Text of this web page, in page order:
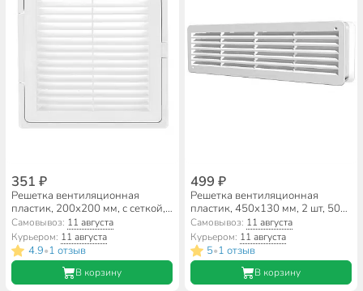
351 ₽
Решетка вентиляционная
пластик, 200х200 мм, с сеткой, с
дверцей, Event, 2020ДФ
Самовывоз: 11 августа
Курьером: 11 августа
4.9•1 отзыв
В корзину
499 ₽
Решетка вентиляционная
пластик, 450х130 мм, 2 шт, 50
слоев, ERA, 4513ДП
Самовывоз: 11 августа
Курьером: 11 августа
5•1 отзыв
В корзину